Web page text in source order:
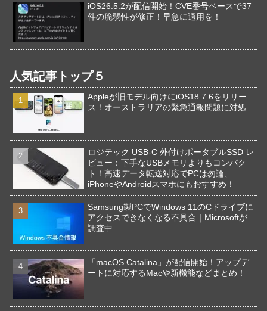
iOS26.5.2が配信開始！CVE番号ベースで37
件の脆弱性が修正！早急に適用を！
人気記事トップ５
Appleが旧モデル向けにiOS18.7.6をリリー
ス！オーストラリアの緊急通報問題に対処
ロジテック USB-C 外付けポータブルSSD レ
ビュー：下手なUSBメモリよりもコンパク
ト！高速データ転送対応でPCは勿論、
iPhoneやAndroidスマホにもおすすめ！
Samsung製PCでWindows 11のCドライブに
アクセスできなくなる不具合｜Microsoftが
調査中
「macOS Catalina」が配信開始！アップデ
ートに対応するMacや新機能などまとめ！